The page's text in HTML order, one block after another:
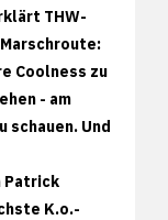
THW-
Coolness zu
- am
schauen. Und
Patrick
K.o.-